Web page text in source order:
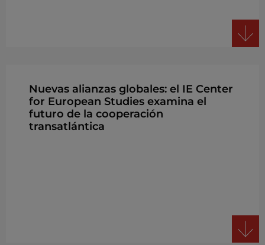
Nuevas alianzas globales: el IE Center
for European Studies examina el
futuro de la cooperación
transatlántica